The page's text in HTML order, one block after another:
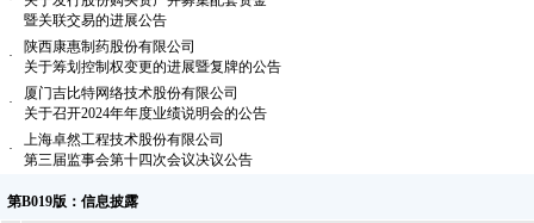
暨关联交易的进展公告
·
陕西康惠制药股份有限公司
关于筹划控制权变更的进展暨复牌的公告
·
厦门吉比特网络技术股份有限公司
关于召开2024年年度业绩说明会的公告
·
上海卓然工程技术股份有限公司
第三届监事会第十四次会议决议公告
第B019版：信息披露